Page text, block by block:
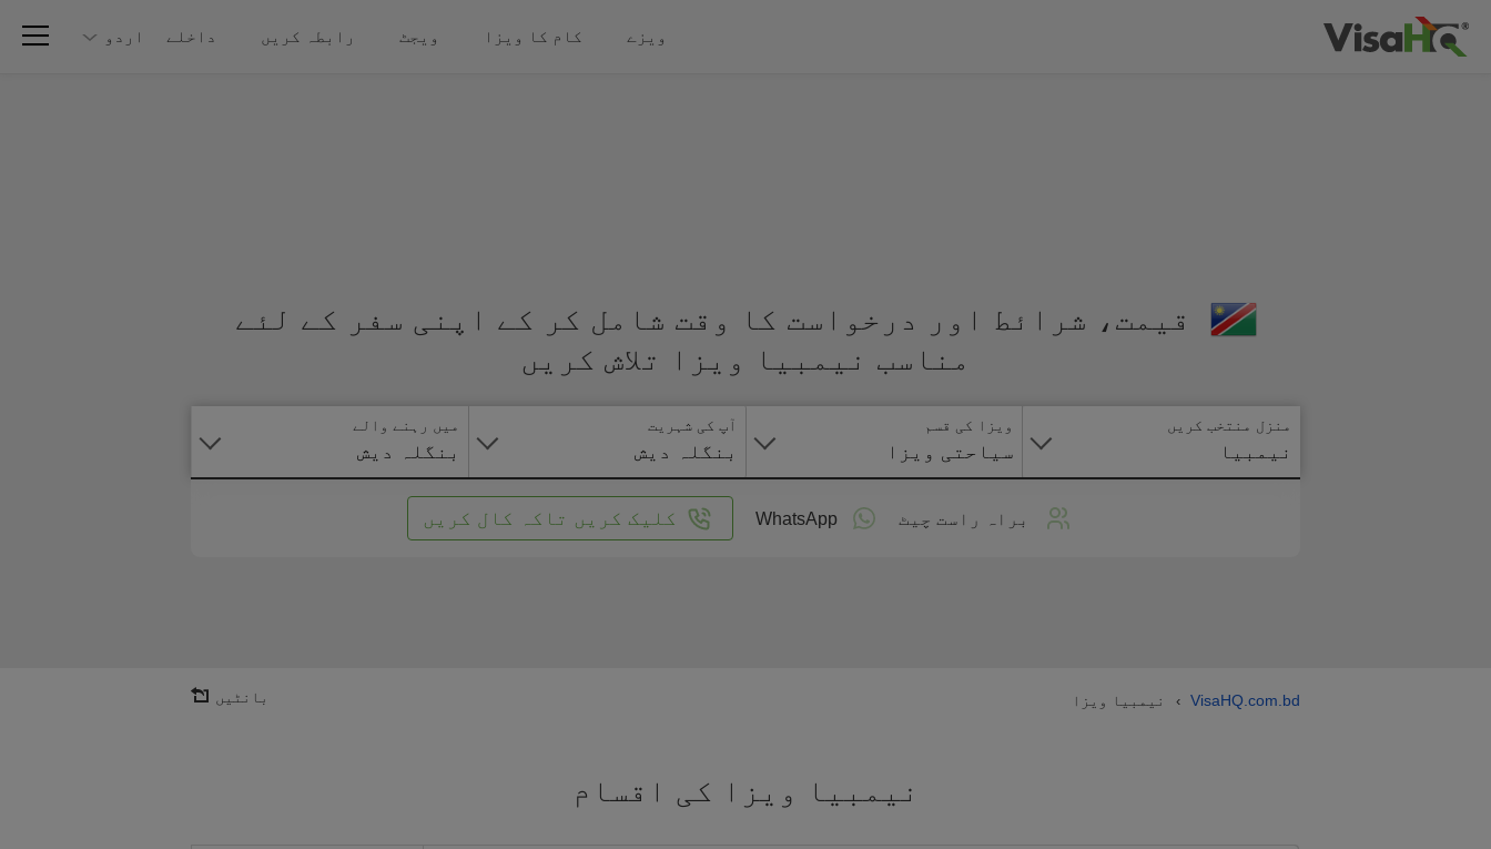
ویزے کام کا ویزا ویجٹ رابطہ کریں داخلے اردو
قیمت، شرائط اور درخواست کا وقت شامل کر کے اپنی سفر کے لئے
مناسب نیمبیا ویزا تلاش کریں
منزل منتخب کریں
نیمبیا
ویزا کی قسم
سیاحتی ویزا
آپ کی شہریت
بنگلہ دیش
میں رہنے والے
بنگلہ دیش
براہ راست چیٹ WhatsApp کلیک کریں تاکہ کال کریں
VisaHQ.com.bd
› نیمبیا ویزا بانٹیں
نیمبیا ویزا کی اقسام